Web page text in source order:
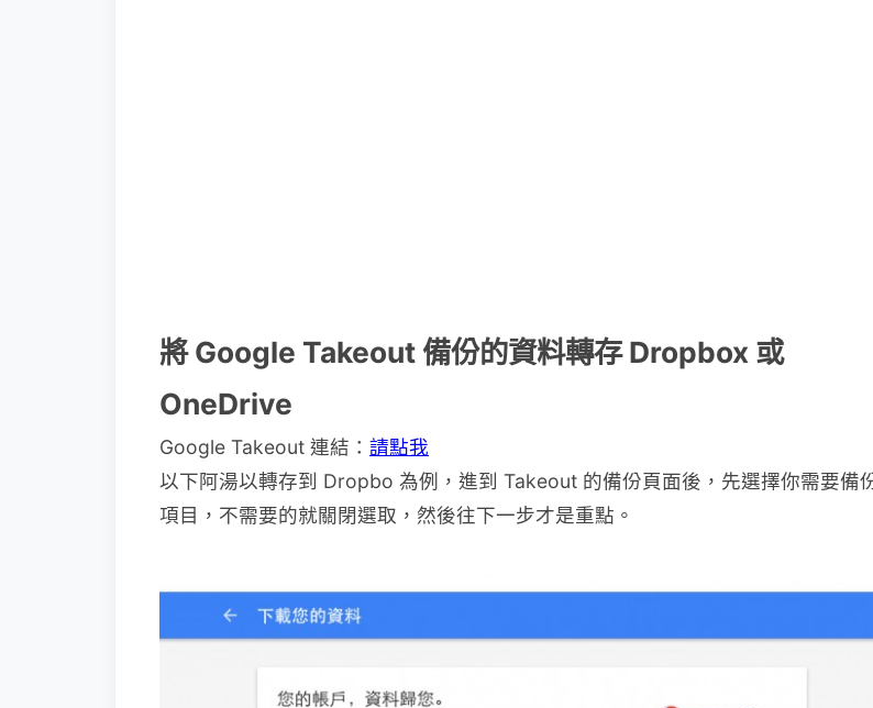
將 Google Takeout 備份的資料轉存 Dropbox 或
OneDrive
Google Takeout 連結： 請點我
以下阿湯以轉存到 Dropbo 為例，進到 Takeout 的備份頁面後，先選擇你需要備
項目，不需要的就關閉選取，然後往下一步才是重點。